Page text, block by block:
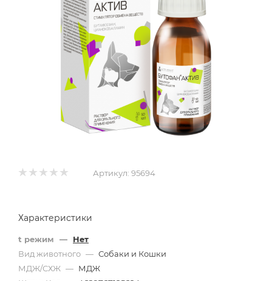
Артикул: 95694
Характеристики
t режим —
Нет
Вид животного — Собаки и Кошки
МДЖ/СХЖ — МДЖ